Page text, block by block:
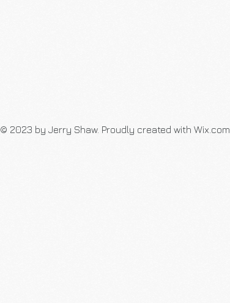
© 2023 by Jerry Shaw. Proudly created with Wix.com